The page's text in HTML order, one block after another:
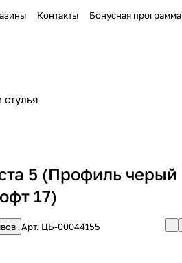
Контакты Бонусная программа
стулья
5 (Профиль черый
17)
Арт. ЦБ-00044155